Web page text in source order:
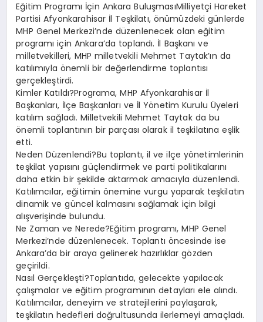
Eğitim Programı İçin Ankara BuluşmasıMilliyetçi Hareket
Partisi Afyonkarahisar İl Teşkilatı, önümüzdeki günlerde
MHP Genel Merkezi’nde düzenlenecek olan eğitim
programı için Ankara’da toplandı. İl Başkanı ve
milletvekilleri, MHP milletvekili Mehmet Taytak’ın da
katılımıyla önemli bir değerlendirme toplantısı
gerçekleştirdi.
Kimler Katıldı?Programa, MHP Afyonkarahisar İl
Başkanları, İlçe Başkanları ve İl Yönetim Kurulu Üyeleri
katılım sağladı. Milletvekili Mehmet Taytak da bu
önemli toplantının bir parçası olarak il teşkilatına eşlik
etti.
Neden Düzenlendi?Bu toplantı, il ve ilçe yönetimlerinin
teşkilat yapısını güçlendirmek ve parti politikalarını
daha etkin bir şekilde aktarmak amacıyla düzenlendi.
Katılımcılar, eğitimin önemine vurgu yaparak teşkilatın
dinamik ve güncel kalmasını sağlamak için bilgi
alışverişinde bulundu.
Ne Zaman ve Nerede?Eğitim programı, MHP Genel
Merkezi’nde düzenlenecek. Toplantı öncesinde ise
Ankara’da bir araya gelinerek hazırlıklar gözden
geçirildi.
Nasıl Gerçekleşti?Toplantıda, gelecekte yapılacak
çalışmalar ve eğitim programının detayları ele alındı.
Katılımcılar, deneyim ve stratejilerini paylaşarak,
teşkilatın hedefleri doğrultusunda ilerlemeyi amaçladı.